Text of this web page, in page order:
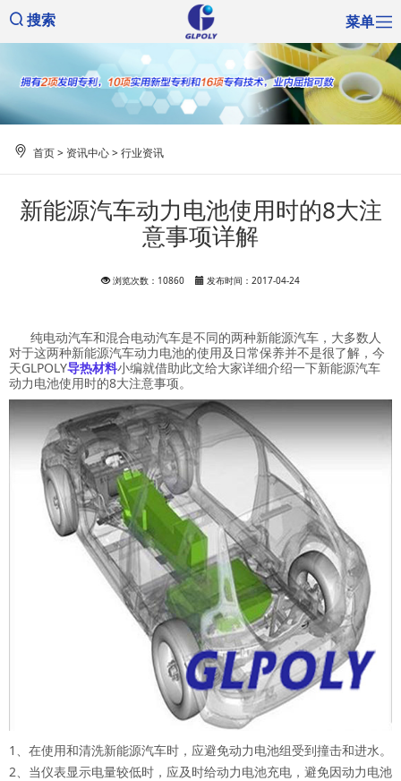
搜索 菜单
首页> 资讯中心>行业资讯
新能源汽车动力电池使用时的8大注
意事项详解
浏览次数：10860 发布时间：2017-04-24
纯电动汽车和混合电动汽车是不同的两种新能源汽车，大多数人
对于这两种新能源汽车动力电池的使用及日常保养并不是很了解，今
天GLPOLY导热材料小编就借助此文给大家详细介绍一下新能源汽车
动力电池使用时的8大注意事项。
1、在使用和清洗新能源汽车时，应避免动力电池组受到撞击和进水。
2、当仪表显示电量较低时，应及时给动力电池充电，避免因动力电池